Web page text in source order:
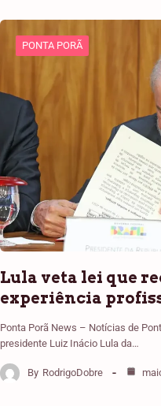
PONTA PORÃ
Lula veta lei que
experiência
Ponta Porã News – Notícias de
presidente Luiz Inácio Lula da…
By RodrigoDobre